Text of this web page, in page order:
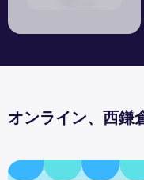
オンライン、西鎌
英語スピーキングテス